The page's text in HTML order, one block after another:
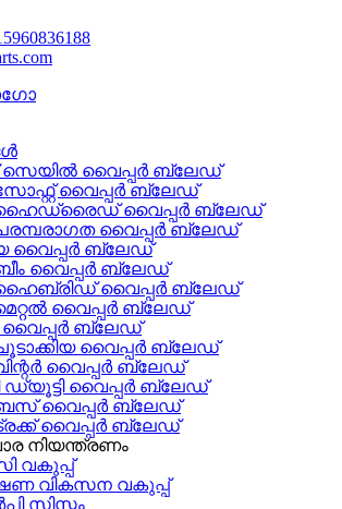
സെയിൽ വൈപ്പർ ബ്ലേഡ്
വൈപ്പർ ബ്ലേഡ്
വൈപ്പർ ബ്ലേഡ്
വൈപ്പർ ബ്ലേഡ്
വൈപ്പർ ബ്ലേഡ്
വൈപ്പർ ബ്ലേഡ്
വൈപ്പർ ബ്ലേഡ്
വൈപ്പർ ബ്ലേഡ്
വൈപ്പർ ബ്ലേഡ്
വൈപ്പർ ബ്ലേഡ്
വൈപ്പർ ബ്ലേഡ്
ഡ്യൂട്ടി വൈപ്പർ ബ്ലേഡ്
വൈപ്പർ ബ്ലേഡ്
വൈപ്പർ ബ്ലേഡ്
നിയന്ത്രണം
വകുപ്പ്
വികസന വകുപ്പ്
സിസ്റ്റം